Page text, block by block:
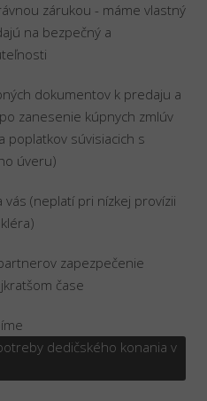
zárukou - máme vlastný
na bezpečný a
dokumentov k predaju a
zanesenie kúpnych zmlúv
poplatkov súvisiacich s
úveru)
(neplatí pri nízkej provízii
zapezpečenie
čase
dedičského konania v